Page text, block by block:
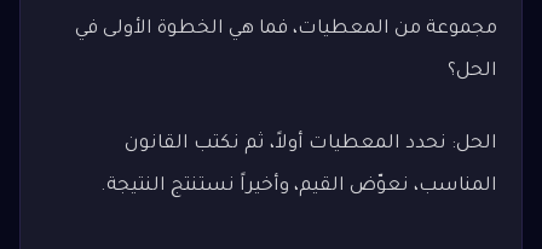
مجموعة من المعطيات، فما هي الخطوة الأولى في
الحل؟
الحل: نحدد المعطيات أولاً، ثم نكتب القانون
المناسب، نعوّض القيم، وأخيراً نستنتج النتيجة.